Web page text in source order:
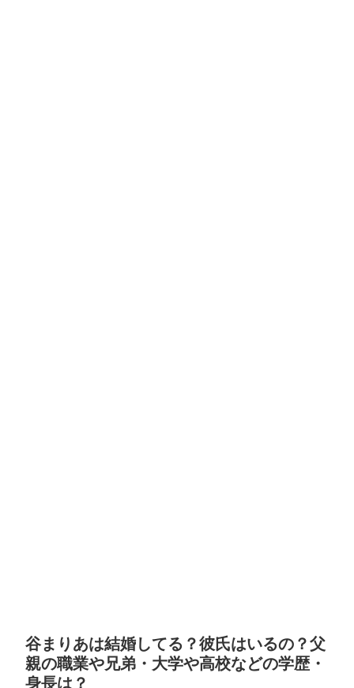
谷まりあは結婚してる？彼氏はいるの？父
親の職業や兄弟・大学や高校などの学歴・
身長は？